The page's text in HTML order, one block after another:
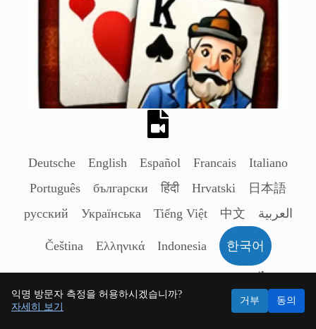
익명 방문자 측정을 허용하시겠습니까?
자세히 보기
거부 동의
Deutsche English Español Francais
Italiano
Português
български हिंदी Hrvatski
日本語
русский
Українська Tiếng Việt 中文 العربية
Čeština Ελληνικά Indonesia 한국어